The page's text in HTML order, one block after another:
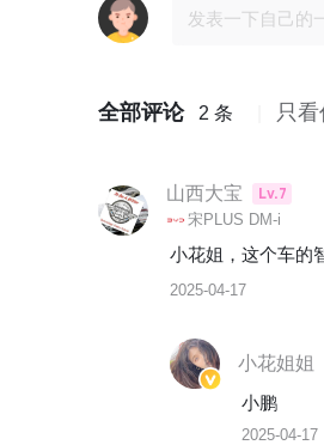
全部评论 2 条 只
山西大宝 Lv.7
宋PLUS DM-i
小花姐，这个车的
2025-04-17
小花姐姐
小鹏
2025-04-17